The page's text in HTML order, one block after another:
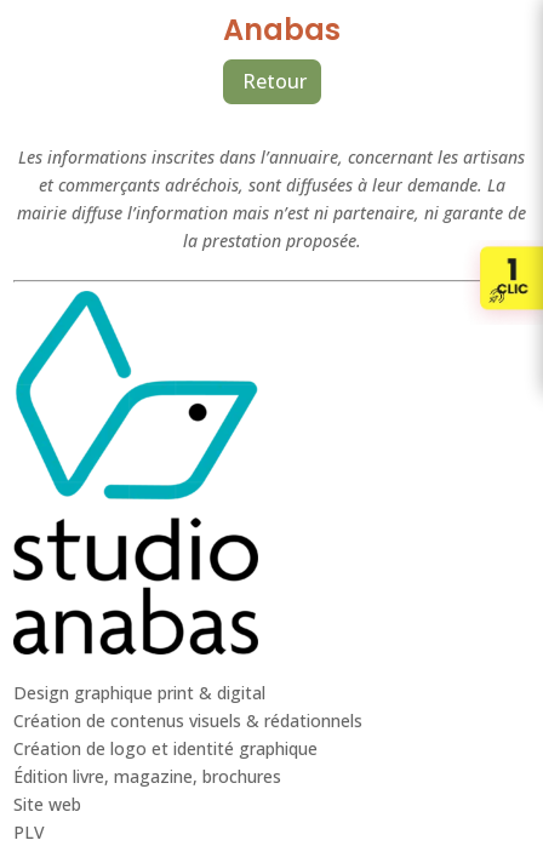
Retour
Anabas
Les informations inscrites dans l’annuaire, concernant les artisans
et commerçants adréchois, sont diffusées à leur demande. La
mairie diffuse l’information mais n’est ni partenaire, ni garante de
la prestation proposée.
Design graphique print & digital
Création de contenus visuels & rédationnels
Création de logo et identité graphique
Édition livre, magazine, brochures
Site web
PLV